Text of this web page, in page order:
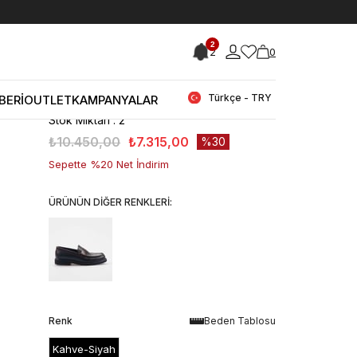
2
2 0
Türkçe - TRY
OUTLETKAMPANYALAR
< < Önceki Sayfaya Dön
Mocassini Erkek Günlük Ayakkabı
D6259
Stok Miktarı : 2
₺10.450,00 ₺7.315,00 30
Sepette %20 Net İndirim
ÜRÜNÜN DİĞER RENKLERİ:
Beden Tablosu
Renk
Kahve-Siyah